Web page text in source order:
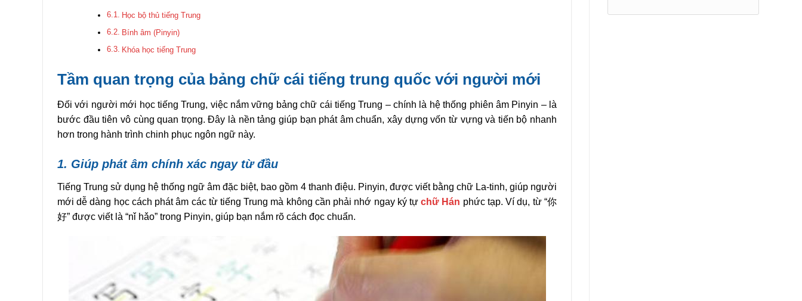
Học bộ thủ tiếng Trung
Bính âm (Pinyin)
Khóa học tiếng Trung
Tầm quan trọng của bảng chữ cái tiếng trung quốc với người mới
Đối với người mới học tiếng Trung, việc nắm vững bảng chữ cái tiếng Trung – chính là hệ thống phiên âm Pinyin – là
bước đầu tiên vô cùng quan trọng. Đây là nền tảng giúp bạn phát âm chuẩn, xây dựng vốn từ vựng và tiến bộ nhanh
hơn trong hành trình chinh phục ngôn ngữ này.
1. Giúp phát âm chính xác ngay từ đầu
Tiếng Trung sử dụng hệ thống ngữ âm đặc biệt, bao gồm 4 thanh điệu. Pinyin, được viết bằng chữ La-tinh, giúp người
mới dễ dàng học cách phát âm các từ tiếng Trung mà không cần phải nhớ ngay ký tựchữ Hán phức tạp. Ví dụ, từ “你
好” được viết là “nǐ hǎo” trong Pinyin, giúp bạn nắm rõ cách đọc chuẩn.
chỉ